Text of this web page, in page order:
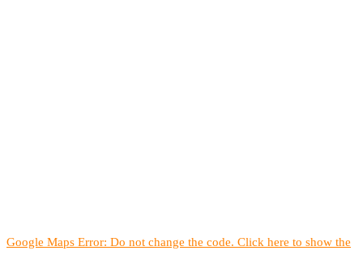
Google Maps Error: Do not change the code. Click here to show the